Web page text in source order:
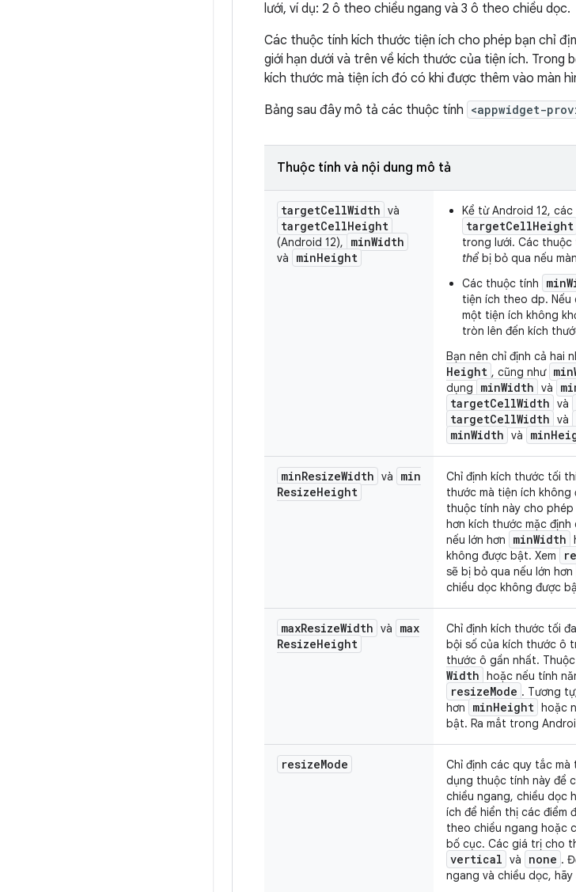
lưới, ví dụ: 2 ô theo chiều ngang và 3 ô theo chiều dọc.
Các thuộc tính kích thước tiện ích cho phép bạn chỉ
giới hạn dưới và trên về kích thước của tiện ích. Trong
kích thước mà tiện ích đó có khi được thêm vào màn
Bảng sau đây mô tả các thuộc tính <appwidget-
Thuộc tính và nội dung mô tả
targetCellWidth và
targetCellHeight
(Android 12), minWidth
và minHeight
Kể từ Android 12,
targetCellHeight
trong lưới. Các thuộc
thể bị bỏ qua nếu
Các thuộc tính
tiện ích theo dp.
một tiện ích không
tròn lên đến kích
Bạn nên chỉ định cả hai
Height , cũng như min
dụng
minWidth và
targetCellWidth và
targetCellWidth và
minWidth và min
minResizeWidth và
min
ResizeHeight
Chỉ định kích thước tối
thước mà tiện ích
thuộc tính này cho
hơn kích thước mặc
nếu lớn hơn
minWidth
không được bật. Xem
sẽ bị bỏ qua nếu lớn hơn
chiều dọc không được
maxResizeWidth và
max
ResizeHeight
Chỉ định kích thước tối
bội số của kích thước ô
thước ô gần nhất.
Width hoặc nếu tính
resizeMode . Tương
hơn
minHeight hoặc
bật. Ra mắt trong
resizeMode
Chỉ định các quy tắc
dụng thuộc tính này để
chiều ngang, chiều dọc
ích để hiển thị các điểm
theo chiều ngang hoặc
bố cục. Các giá trị cho
vertical và none .
ngang và chiều dọc, hãy